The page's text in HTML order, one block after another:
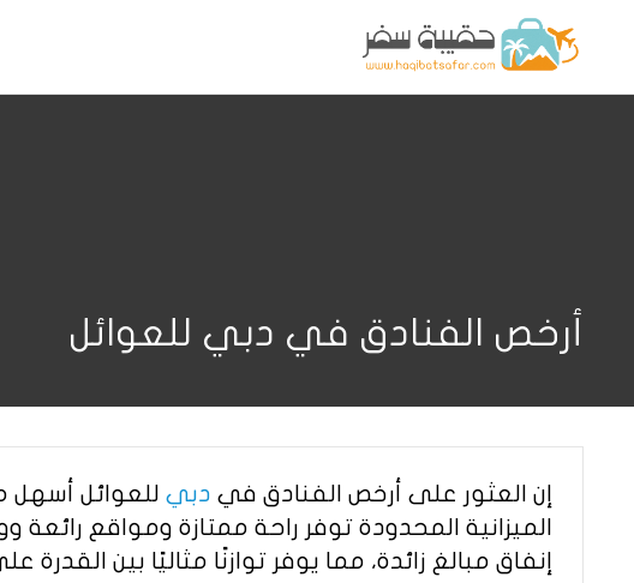
أرخص الفنادق في دبي للعوائل
إن العثور على أرخص الفنادق في دبي للعوائل أسهل
الميزانية المحدودة توفر راحة ممتازة ومواقع
إنفاق مبالغ زائدة، مما يوفر توازنًا مثاليًا بين القدرة